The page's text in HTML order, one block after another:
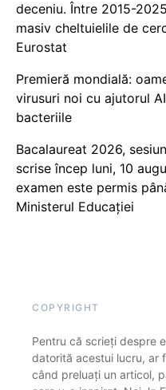
deceniu. Între 2015-
masiv cheltuielile de
Eurostat
Premieră mondială:
virusuri noi cu ajutorul
bacteriile
Bacalaureat 2026,
scrise încep luni, 10
examen este permis
Ministerul Educației
COPYRIGHT
Pentru că scrieți despre
datorită acestui lucru, ar
când preluați un articol,